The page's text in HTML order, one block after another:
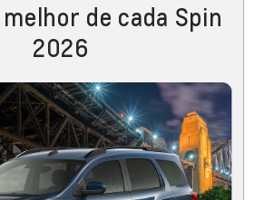
de cada Spin
2026